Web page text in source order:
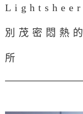
Lightsheer
別茂密悶熱
所